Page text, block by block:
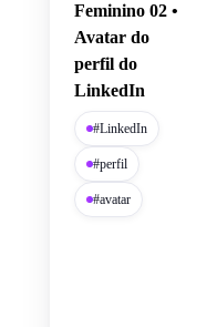
Feminino 02 •
Avatar do
perfil do
LinkedIn
#LinkedIn
#perfil
#avatar